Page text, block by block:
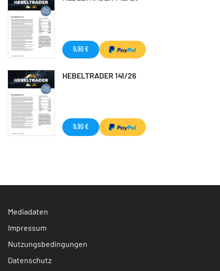
9,90 €
HEBELTRADER 141/26
9,90 €
Mediadaten
Impressum
Nutzungsbedingungen
Datenschutz